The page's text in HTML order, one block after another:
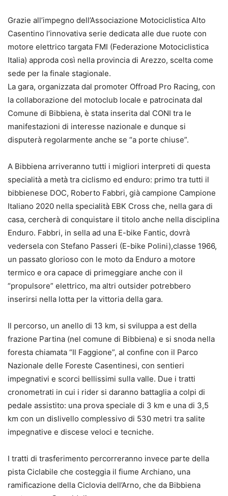
Grazie all’impegno dell’Associazione Motociclistica Alto
Casentino l’innovativa serie dedicata alle due ruote con
motore elettrico targata FMI (Federazione Motociclistica
Italia) approda così nella provincia di Arezzo, scelta come
sede per la finale stagionale.
La gara, organizzata dal promoter Offroad Pro Racing, con
la collaborazione del motoclub locale e patrocinata dal
Comune di Bibbiena, è stata inserita dal CONI tra le
manifestazioni di interesse nazionale e dunque si
disputerà regolarmente anche se “a porte chiuse”.
A Bibbiena arriveranno tutti i migliori interpreti di questa
specialità a metà tra ciclismo ed enduro: primo tra tutti il
bibbienese DOC, Roberto Fabbri, già campione Campione
Italiano 2020 nella specialità EBK Cross che, nella gara di
casa, cercherà di conquistare il titolo anche nella disciplina
Enduro. Fabbri, in sella ad una E-bike Fantic, dovrà
vedersela con Stefano Passeri (E-bike Polini),classe 1966,
un passato glorioso con le moto da Enduro a motore
termico e ora capace di primeggiare anche con il
“propulsore” elettrico, ma altri outsider potrebbero
inserirsi nella lotta per la vittoria della gara.
Il percorso, un anello di 13 km, si sviluppa a est della
frazione Partina (nel comune di Bibbiena) e si snoda nella
foresta chiamata “Il Faggione”, al confine con il Parco
Nazionale delle Foreste Casentinesi, con sentieri
impegnativi e scorci bellissimi sulla valle. Due i tratti
cronometrati in cui i rider si daranno battaglia a colpi di
pedale assistito: una prova speciale di 3 km e una di 3,5
km con un dislivello complessivo di 530 metri tra salite
impegnative e discese veloci e tecniche.
I tratti di trasferimento percorreranno invece parte della
pista Ciclabile che costeggia il fiume Archiano, una
ramificazione della Ciclovia dell’Arno, che da Bibbiena